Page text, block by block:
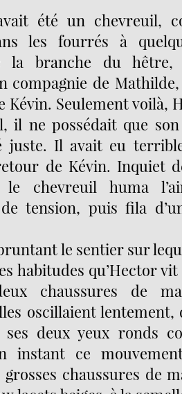
été un chevreuil,
les fourrés à
la branche du hêtre,
compagnie de
Kévin. Seulement voilà,
il ne possédait que
juste. Il avait eu
de Kévin. Inquiet
le chevreuil huma
tension, puis fila
le sentier sur
habitudes qu’Hector
chaussures de
oscillaient lentement,
deux yeux ronds
instant ce
grosses chaussures de